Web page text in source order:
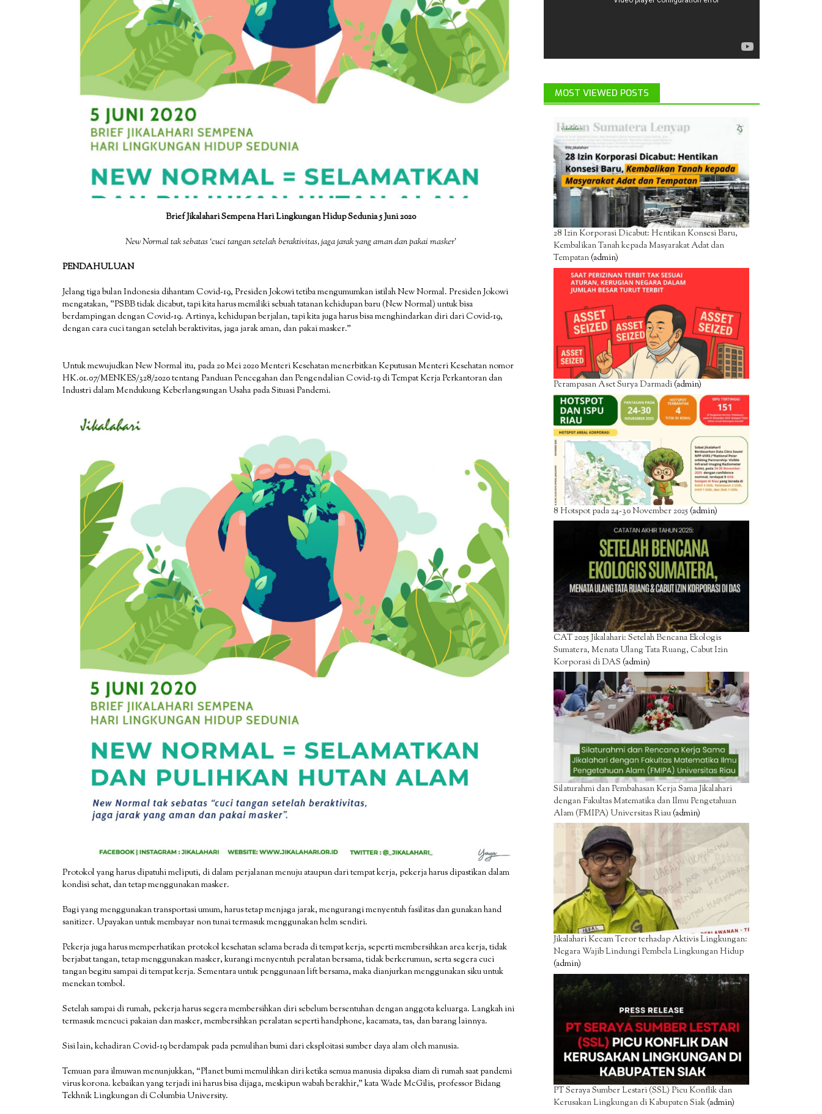
Brief Jikalahari Sempena Hari Lingkungan Hidup Sedunia 5 Juni 2020
New Normal tak sebatas ‘cuci tangan setelah beraktivitas, jaga jarak yang aman dan pakai masker’
PENDAHULUAN
Jelang tiga bulan Indonesia dihantam Covid-19, Presiden Jokowi tetiba mengumumkan istilah New Normal. Presiden Jokowi
mengatakan, ”PSBB tidak dicabut, tapi kita harus memiliki sebuah tatanan kehidupan baru (New Normal) untuk bisa
berdampingan dengan Covid-19. Artinya, kehidupan berjalan, tapi kita juga harus bisa menghindarkan diri dari Covid-19,
dengan cara cuci tangan setelah beraktivitas, jaga jarak aman, dan pakai masker.”
Untuk mewujudkan New Normal itu, pada 20 Mei 2020 Menteri Kesehatan menerbitkan Keputusan Menteri Kesehatan nomor
HK.01.07/MENKES/328/2020 tentang Panduan Pencegahan dan Pengendalian Covid-19 di Tempat Kerja Perkantoran dan
Industri dalam Mendukung Keberlangsungan Usaha pada Situasi Pandemi.
Protokol yang harus dipatuhi meliputi, di dalam perjalanan menuju ataupun dari tempat kerja, pekerja harus dipastikan dalam
kondisi sehat, dan tetap menggunakan masker.
Bagi yang menggunakan transportasi umum, harus tetap menjaga jarak, mengurangi menyentuh fasilitas dan gunakan hand
sanitizer. Upayakan untuk membayar non tunai termasuk menggunakan helm sendiri.
Pekerja juga harus memperhatikan protokol kesehatan selama berada di tempat kerja, seperti membersihkan area kerja, tidak
berjabat tangan, tetap menggunakan masker, kurangi menyentuh peralatan bersama, tidak berkerumun, serta segera cuci
tangan begitu sampai di tempat kerja. Sementara untuk penggunaan lift bersama, maka dianjurkan menggunakan siku untuk
menekan tombol.
Setelah sampai di rumah, pekerja harus segera membersihkan diri sebelum bersentuhan dengan anggota keluarga. Langkah ini
termasuk mencuci pakaian dan masker, membersihkan peralatan seperti handphone, kacamata, tas, dan barang lainnya.
Sisi lain, kehadiran Covid-19 berdampak pada pemulihan bumi dari eksploitasi sumber daya alam oleh manusia.
Temuan para ilmuwan menunjukkan, “Planet bumi memulihkan diri ketika semua manusia dipaksa diam di rumah saat pandemi
virus korona. kebaikan yang terjadi ini harus bisa dijaga, meskipun wabah berakhir,” kata Wade McGilis, professor Bidang
Tekhnik Lingkungan di Columbia University.
MOST VIEWED POSTS
28 Izin Korporasi Dicabut: Hentikan Konsesi Baru,
Kembalikan Tanah kepada Masyarakat Adat dan
Tempatan(admin)
Perampasan Aset Surya Darmadi(admin)
8 Hotspot pada 24-30 November 2025(admin)
CAT 2025 Jikalahari: Setelah Bencana Ekologis
Sumatera, Menata Ulang Tata Ruang, Cabut Izin
Korporasi di DAS (admin)
Silaturahmi dan Pembahasan Kerja Sama Jikalahari
dengan Fakultas Matematika dan Ilmu Pengetahuan
Alam (FMIPA) Universitas Riau(admin)
Jikalahari Kecam Teror terhadap Aktivis Lingkungan:
Negara Wajib Lindungi Pembela Lingkungan Hidup
(admin)
PT Seraya Sumber Lestari (SSL) Picu Konflik dan
Kerusakan Lingkungan di Kabupaten Siak(admin)